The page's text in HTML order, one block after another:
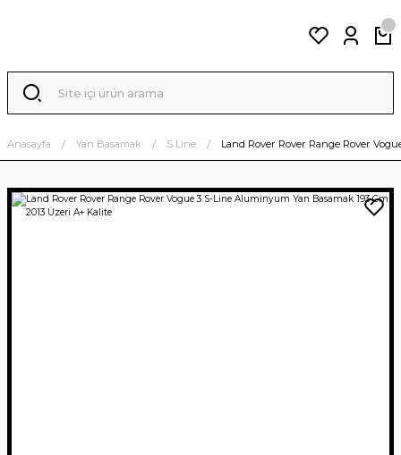
Anasayfa Yan Basamak S Line Land Rover Rover Range Rover